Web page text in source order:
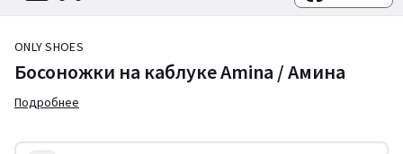
ONLY SHOES
Босоножки на каблуке Amina / Амина
Подробнее